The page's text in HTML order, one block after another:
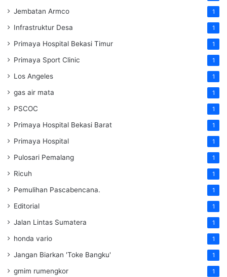
Jembatan Armco 1
Infrastruktur Desa 1
Primaya Hospital Bekasi Timur 1
Primaya Sport Clinic 1
Los Angeles 1
gas air mata 1
PSCOC 1
Primaya Hospital Bekasi Barat 1
Primaya Hospital 1
Pulosari Pemalang 1
Ricuh 1
Pemulihan Pascabencana. 1
Editorial 1
Jalan Lintas Sumatera 1
honda vario 1
Jangan Biarkan 'Toke Bangku' 1
gmim rumengkor 1